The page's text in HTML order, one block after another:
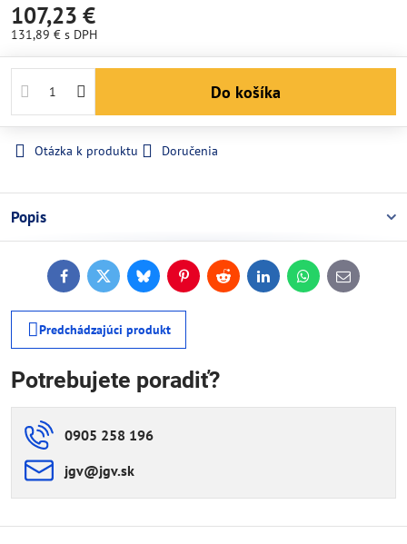
107,23 €
131,89 € s DPH
Do košíka
Otázka k produktu Doručenia
Popis
FacebookTwitterBlueskyPinterestReddit LinkedInWhatsApp
E-
mail
Predchádzajúci produkt
Potrebujete poradiť?
0905 258 196
jgv​@jgv​.sk